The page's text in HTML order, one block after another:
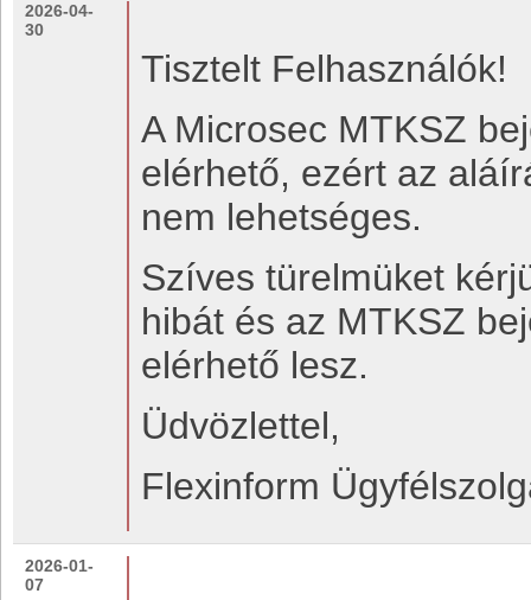
2026-04-
30
Tisztelt Felhasználók!
A Microsec MTKSZ
elérhető, ezért az
nem lehetséges.
Szíves türelmüket
hibát és az MTKSZ
elérhető lesz.
Üdvözlettel,
Flexinform
2026-01-
07